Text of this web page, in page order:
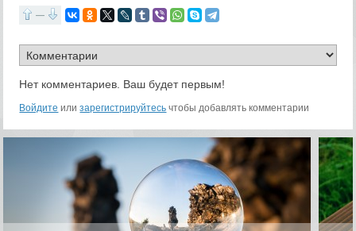
—
Нет комментариев. Ваш будет первым!
Войдите илизарегистрируйтесь чтобы добавлять комментарии